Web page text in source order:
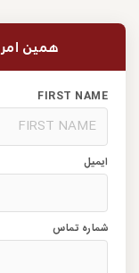
همین
FIRST NAME
ایمیل
شماره تماس